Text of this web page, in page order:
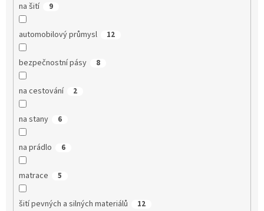
na šití 9
automobilový průmysl 12
bezpečnostní pásy 8
na cestování 2
na stany 6
na prádlo 6
matrace 5
šití pevných a silných materiálů 12